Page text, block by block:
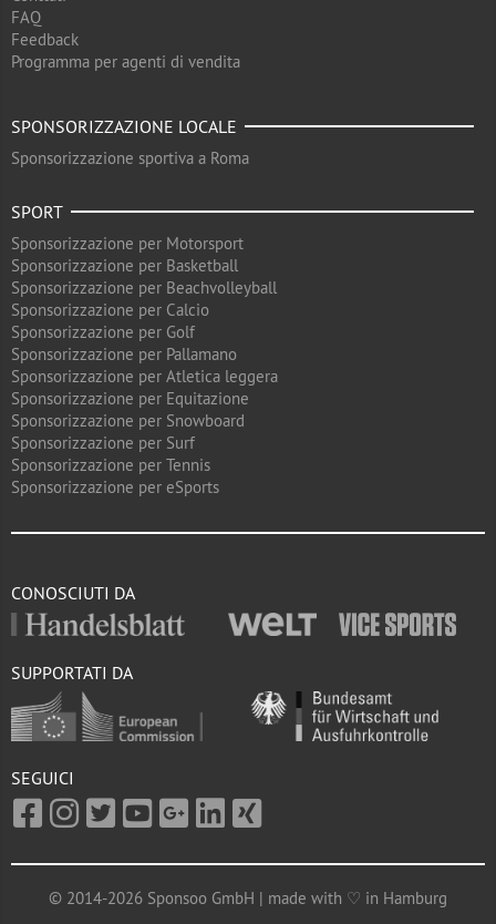
FAQ
Feedback
Programma per agenti di vendita
SPONSORIZZAZIONE LOCALE
Sponsorizzazione sportiva a Roma
SPORT
Sponsorizzazione per Motorsport
Sponsorizzazione per Basketball
Sponsorizzazione per Beachvolleyball
Sponsorizzazione per Calcio
Sponsorizzazione per Golf
Sponsorizzazione per Pallamano
Sponsorizzazione per Atletica leggera
Sponsorizzazione per Equitazione
Sponsorizzazione per Snowboard
Sponsorizzazione per Surf
Sponsorizzazione per Tennis
Sponsorizzazione per eSports
CONOSCIUTI DA
SUPPORTATI DA
SEGUICI
© 2014-2026 Sponsoo GmbH | made with ♡ in Hamburg